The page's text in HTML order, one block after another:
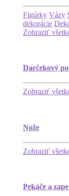
Figúrky Vázy
dekorácie
Zobraziť
Darčekový
Zobraziť
Nože
Zobraziť
Pekáče a